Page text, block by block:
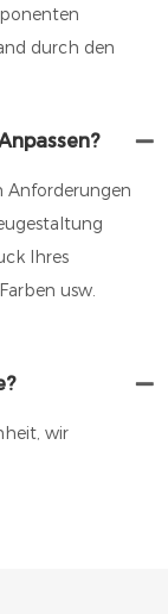
durch den
Anforderungen
Ihres
usw.
wir